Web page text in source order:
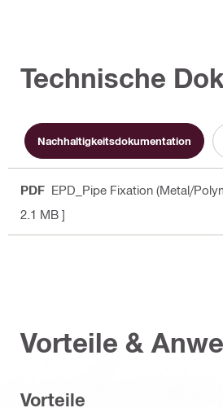
Technische
Nachhaltigkeitsdokumentation
PDF EPD_Pipe Fixation (Metal/
2.1 MB ]
Vorteile &
Vorteile